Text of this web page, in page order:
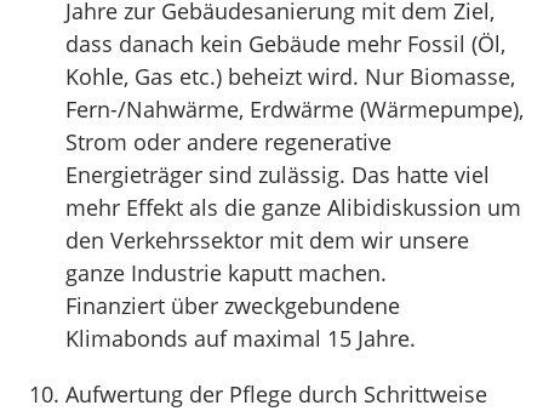
Jahre zur Gebäudesanierung mit dem Ziel,
dass danach kein Gebäude mehr Fossil (Öl,
Kohle, Gas etc.) beheizt wird. Nur Biomasse,
Fern-/Nahwärme, Erdwärme (Wärmepumpe),
Strom oder andere regenerative
Energieträger sind zulässig. Das hatte viel
mehr Effekt als die ganze Alibidiskussion um
den Verkehrssektor mit dem wir unsere
ganze Industrie kaputt machen.
Finanziert über zweckgebundene
Klimabonds auf maximal 15 Jahre.
Aufwertung der Pflege durch Schrittweise